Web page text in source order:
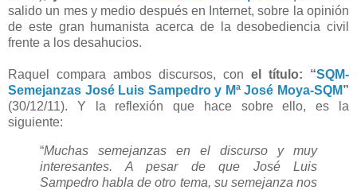
salido un mes y medio después en Internet, sobre la opinión
de este gran humanista acerca de la desobediencia civil
frente a los desahucios.
Raquel compara ambos discursos, con el título: “SQM-
Semejanzas José Luis Sampedro y Mª José Moya-SQM”
(30/12/11). Y la reflexión que hace sobre ello, es la
siguiente:
“Muchas semejanzas en el discurso y muy
interesantes. A pesar de que José Luis
Sampedro habla de otro tema, su semejanza nos